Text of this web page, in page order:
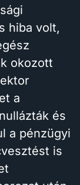
hiba volt,
okozott
a
és
a pénzügyi
is